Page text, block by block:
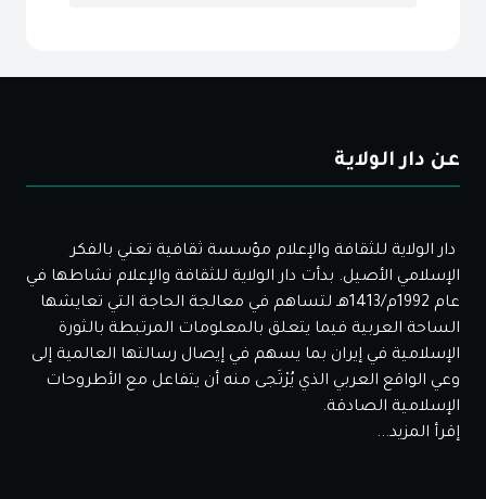
عن دار الولاية
دار الولاية للثقافة والإعلام مؤسسة ثقافية تعني بالفكر
الإسلامي الأصيل. بدأت دار الولاية للثقافة والإعلام نشاطها في
عام 1992م/1413هـ لتساهم في معالجة الحاجة التي تعايشها
الساحة العربية فيما يتعلق بالمعلومات المرتبطة بالثورة
الإسلامية في إيران بما يسهم في إيصال رسالتها العالمية إلى
وعي الواقع العربي الذي يُرْتَجى منه أن يتفاعل مع الأطروحات
الإسلامية الصادقة.
إقرأ المزيد...